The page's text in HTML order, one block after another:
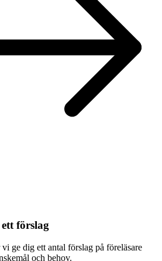
förslag
ge dig ett antal förslag på föreläsare
och behov.